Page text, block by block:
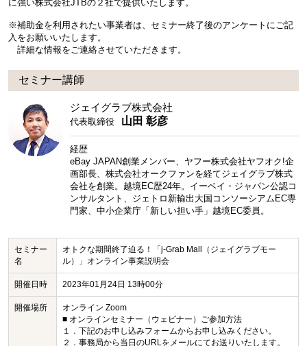
に強い株式会社JTBの２社で提供いたします。
※補助金を利用されたい事業者は、セミナー終了後のアンケートにご記
入をお願いいたします。
詳細な情報をご連絡させていただきます。
セミナー講師
ジェイグラブ株式会社
代表取締役 山田 彰彦
経歴
eBay JAPAN創業メンバー、ヤフー株式会社ヤフオク!企
画部長、株式会社オークファンを経てジェイグラブ株式
会社を創業。越境EC歴24年。イーベイ・ジャパン公認コ
ンサルタント、ジェトロ新輸出大国コンソーシアムEC専
門家、中小企業庁「新しい担い手」越境EC委員。
セミナー
名
オトクな期間終了迫る！「j-Grab Mall（ジェイグラブモー
ル）」オンライン事業説明会
開催日時 2023年01月24日 13時00分
開催場所
オンライン Zoom
■ オンラインセミナー（ウェビナー）ご参加方法
１．下記のお申し込みフォームからお申し込みください。
２．事務局から当日のURLをメールにてお送りいたします。